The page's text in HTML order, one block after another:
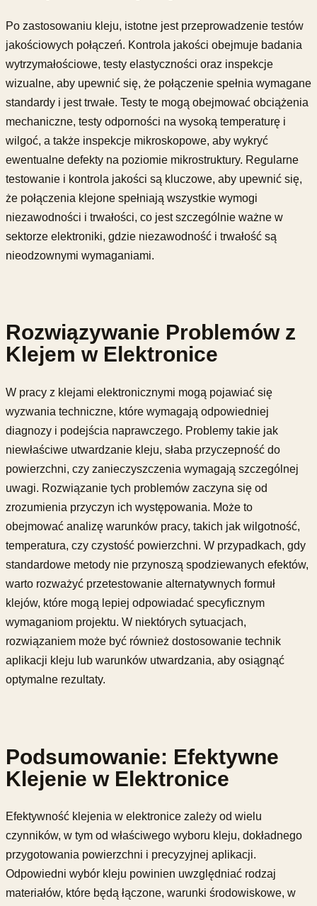
Po zastosowaniu kleju, istotne jest przeprowadzenie testów
jakościowych połączeń. Kontrola jakości obejmuje badania
wytrzymałościowe, testy elastyczności oraz inspekcje
wizualne, aby upewnić się, że połączenie spełnia wymagane
standardy i jest trwałe. Testy te mogą obejmować obciążenia
mechaniczne, testy odporności na wysoką temperaturę i
wilgoć, a także inspekcje mikroskopowe, aby wykryć
ewentualne defekty na poziomie mikrostruktury. Regularne
testowanie i kontrola jakości są kluczowe, aby upewnić się,
że połączenia klejone spełniają wszystkie wymogi
niezawodności i trwałości, co jest szczególnie ważne w
sektorze elektroniki, gdzie niezawodność i trwałość są
nieodzownymi wymaganiami.
Rozwiązywanie Problemów z
Klejem w Elektronice
W pracy z klejami elektronicznymi mogą pojawiać się
wyzwania techniczne, które wymagają odpowiedniej
diagnozy i podejścia naprawczego. Problemy takie jak
niewłaściwe utwardzanie kleju, słaba przyczepność do
powierzchni, czy zanieczyszczenia wymagają szczególnej
uwagi. Rozwiązanie tych problemów zaczyna się od
zrozumienia przyczyn ich występowania. Może to
obejmować analizę warunków pracy, takich jak wilgotność,
temperatura, czy czystość powierzchni. W przypadkach, gdy
standardowe metody nie przynoszą spodziewanych efektów,
warto rozważyć przetestowanie alternatywnych formuł
klejów, które mogą lepiej odpowiadać specyficznym
wymaganiom projektu. W niektórych sytuacjach,
rozwiązaniem może być również dostosowanie technik
aplikacji kleju lub warunków utwardzania, aby osiągnąć
optymalne rezultaty.
Podsumowanie: Efektywne
Klejenie w Elektronice
Efektywność klejenia w elektronice zależy od wielu
czynników, w tym od właściwego wyboru kleju, dokładnego
przygotowania powierzchni i precyzyjnej aplikacji.
Odpowiedni wybór kleju powinien uwzględniać rodzaj
materiałów, które będą łączone, warunki środowiskowe, w